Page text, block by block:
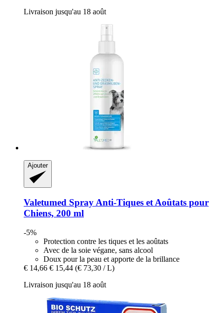
Livraison jusqu'au 18 août
Ajouter
Valetumed Spray Anti-​Tiques et Aoûtats pour
Chiens, 200 ml
-5%
Protection contre les tiques et les aoûtats
Avec de la soie végane, sans alcool
Doux pour la peau et apporte de la brillance
€ 14,66 € 15,44 (€ 73,30 / L)
Livraison jusqu'au 18 août